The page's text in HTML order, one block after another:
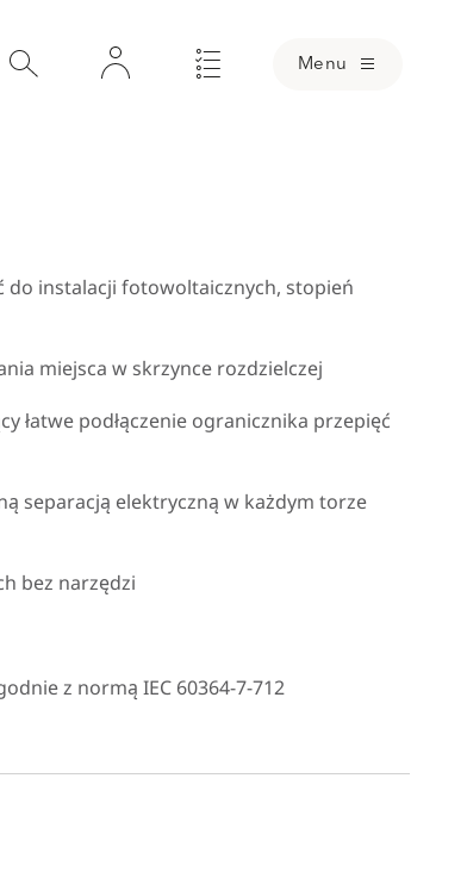
Menu
do instalacji fotowoltaicznych, stopień
miejsca w skrzynce rozdzielczej
łatwe podłączenie ogranicznika przepięć
separacją elektryczną w każdym torze
bez narzędzi
z normą IEC 60364-7-712